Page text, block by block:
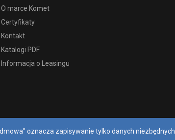
O marce Komet
Certyfikaty
Kontakt
Katalogi PDF
Informacja o Leasingu
oznacza zapisywanie tylko danych niezbędnych